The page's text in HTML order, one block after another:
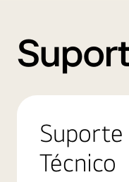
Suporte
Técnico